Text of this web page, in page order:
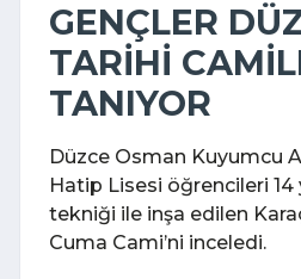
GENÇLER
TARİHİ
TANIYOR
Düzce Osman Kuyumcu
Hatip Lisesi öğrencileri 14
tekniği ile inşa edilen
Cuma Cami’ni inceledi.